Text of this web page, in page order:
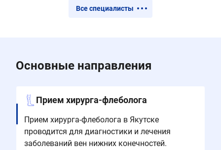
Все специалисты
Основные направления
Прием хирурга-флеболога
Прием хирурга-флеболога в Якутске
проводится для диагностики и лечения
заболеваний вен нижних конечностей.